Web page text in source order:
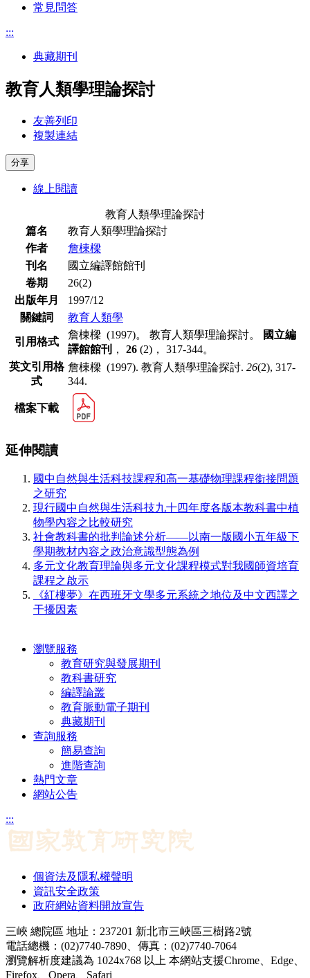
常見問答
:::
典藏期刊
教育人類學理論探討
友善列印
複製連結
分享
線上閱讀
教育人類學理論探討
篇名
教育人類學理論探討
作者
詹棟樑
刊名
國立編譯館館刊
卷期
26(2)
出版年月
1997/12
關鍵詞
教育人類學
引用格式
詹棟樑 (1997)。 教育人類學理論探討。
國立編
譯館館刊
， 26 (2)， 317-344。
英文引用格
式
詹棟樑 (1997). 教育人類學理論探討. 26(2), 317-
344.
檔案下載
延伸閱讀
國中自然與生活科技課程和高一基礎物理課程銜接問題
之研究
現行國中自然與生活科技九十四年度各版本教科書中植
物學內容之比較研究
社會教科書的批判論述分析——以南一版國小五年級下
學期教材內容之政治意識型態為例
多元文化教育理論與多元文化課程模式對我國師資培育
課程之啟示
《紅樓夢》在西班牙文學多元系統之地位及中文西譯之
干擾因素
瀏覽服務
教育研究與發展期刊
教科書研究
編譯論叢
教育脈動電子期刊
典藏期刊
查詢服務
簡易查詢
進階查詢
熱門文章
網站公告
:::
個資法及隱私權聲明
資訊安全政策
政府網站資料開放宣告
三峽 總院區 地址：237201 新北市三峽區三樹路2號
電話總機：(02)7740-7890、傳真：(02)7740-7064
瀏覽解析度建議為 1024x768 以上 本網站支援Chrome、Edge、
Firefox、Opera、Safari